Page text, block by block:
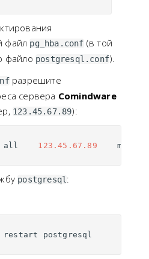
файл pg_hba.conf (в той
файло postgresql.conf).
разрешите
сервера Comindware
123.45.67.89):
all 123.45.67.89 md5
postgresql:
restart postgresql